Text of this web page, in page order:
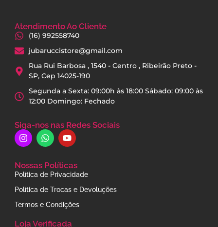
Atendimento Ao Cliente
(16) 992558740
jubaruccistore@gmail.com
Rua Rui Barbosa , 1540 - Centro , Ribeirão Preto -
SP, Cep 14025-190
Segunda a Sexta: 09:00h às 18:00 Sábado: 09:00 às
12:00 Domingo: Fechado
Siga-nos nas Redes Sociais
Nossas Políticas
Política de Privacidade
Política de Trocas e Devoluções
Termos e Condições
Loja Verificada